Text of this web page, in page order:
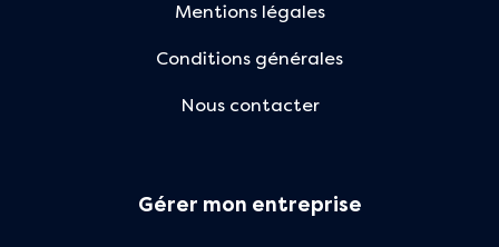
Mentions légales
Conditions générales
Nous contacter
Gérer mon entreprise